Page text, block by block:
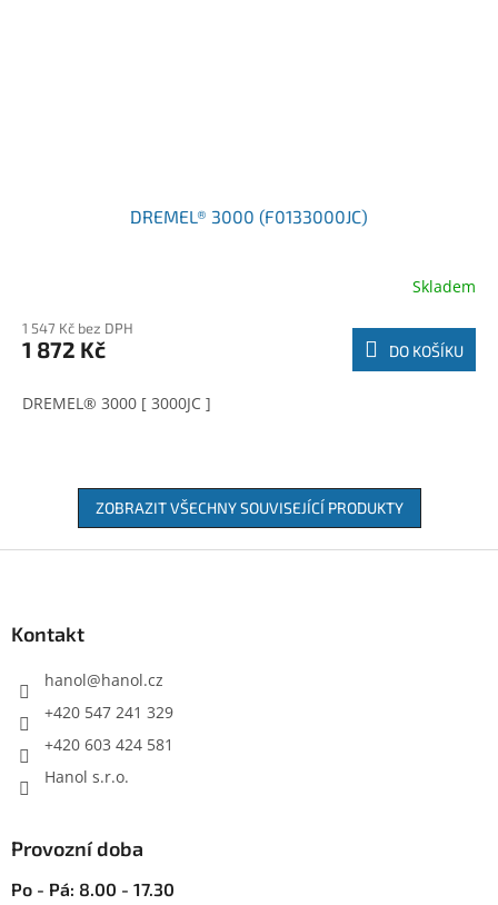
DREMEL® 3000 (F0133000JC)
Skladem
1 547 Kč bez DPH
1 872 Kč DO KOŠÍKU
DREMEL® 3000 [ 3000JC ]
ZOBRAZIT VŠECHNY SOUVISEJÍCÍ PRODUKTY
Kontakt
hanol@hanol.cz
+420 547 241 329
+420 603 424 581
Hanol s.r.o.
Provozní doba
Po - Pá: 8.00 - 17.30